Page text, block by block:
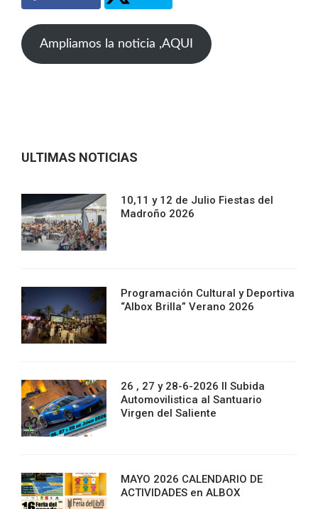
Ampliamos la noticia ,AQUI
ULTIMAS NOTICIAS
10,11 y 12 de Julio Fiestas del
Madroño 2026
Programación Cultural y Deportiva
“Albox Brilla” Verano 2026
26 , 27 y 28-6-2026 II Subida
Automovilistica al Santuario
Virgen del Saliente
MAYO 2026 CALENDARIO DE
ACTIVIDADES en ALBOX